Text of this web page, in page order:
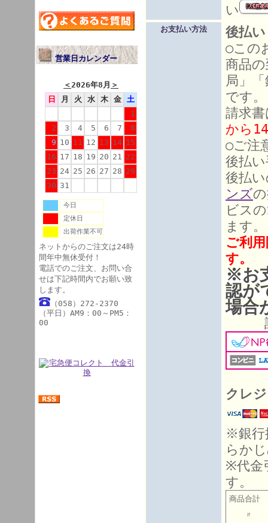
営業日カレンダー
＜2026年8月 ＞
日
月 火 水 木 金
土
1
2
3 4 5 6 7
8
9 10 11 12 13 14 15
16 17 18 19 20 21 22
23 24 25 26 27 28 29
30 31
今日
定休日
出荷作業不可
ネットからのご注文は24時
間年中無休受付！
電話でのご注文、お問い合
せは下記時間内でお願い致
します。
（058）272-2370
（平日）AM9：00～PM5：
00
い
お支払い方法
後払
○この
商品
局」
です。
請求
から
○ご注
後払
後払
ンズ
ビス
ます。
ご利
す。
※お
認が
場合
詳細
クレ
※銀行
らか
※代金
す。
商品合
〃